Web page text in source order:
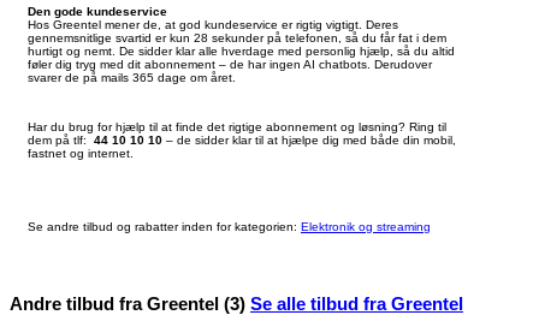
Den gode kundeservice
Hos Greentel mener de, at god kundeservice er rigtig vigtigt. Deres
gennemsnitlige svartid er kun 28 sekunder på telefonen, så du får fat i dem
hurtigt og nemt. De sidder klar alle hverdage med personlig hjælp, så du altid
føler dig tryg med dit abonnement – de har ingen AI chatbots. Derudover
svarer de på mails 365 dage om året.
Har du brug for hjælp til at finde det rigtige abonnement og løsning? Ring til
dem på tlf: 44 10 10 10 – de sidder klar til at hjælpe dig med både din mobil,
fastnet og internet.
Se andre tilbud og rabatter inden for kategorien: Elektronik og streaming
Andre tilbud fra Greentel (3) Se alle tilbud fra Greentel